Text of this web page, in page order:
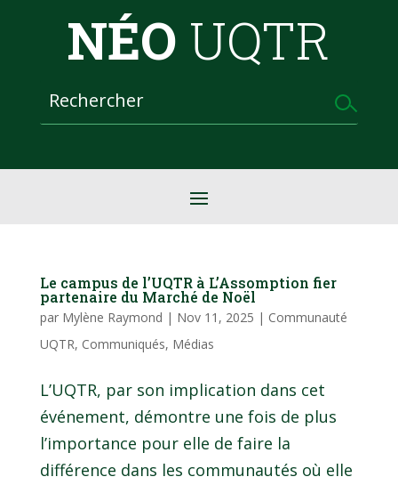
NÉO UQTR
Le campus de l’UQTR à L’Assomption fier
partenaire du Marché de Noël
par Mylène Raymond | Nov 11, 2025 | Communauté
UQTR, Communiqués, Médias
L’UQTR, par son implication dans cet
événement, démontre une fois de plus
l’importance pour elle de faire la
différence dans les communautés où elle